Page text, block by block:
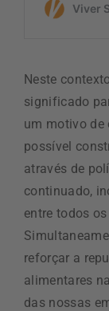
Neste
significado
um motivo de
possível
através de
continuado,
entre todos
reforçar a
alimentares
das nossas